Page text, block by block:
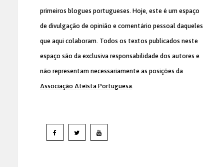
primeiros blogues portugueses. Hoje, este é um espaço
de divulgação de opinião e comentário pessoal daqueles
que aqui colaboram. Todos os textos publicados neste
espaço são da exclusiva responsabilidade dos autores e
não representam necessariamente as posições da
Associação Ateísta Portuguesa.